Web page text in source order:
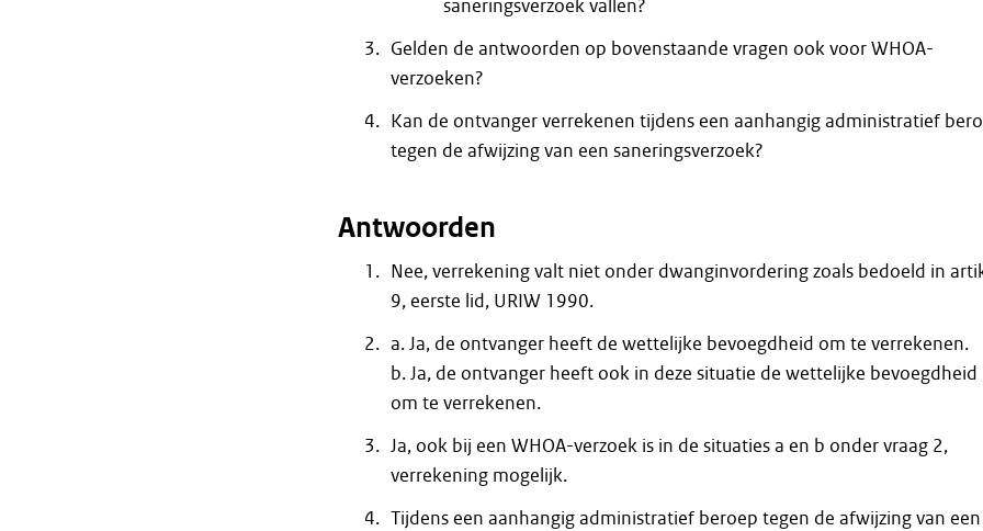
saneringsverzoek vallen?
Gelden de antwoorden op bovenstaande vragen ook voor WHOA-
verzoeken?
Kan de ontvanger verrekenen tijdens een aanhangig administratief
tegen de afwijzing van een saneringsverzoek?
Antwoorden
Nee, verrekening valt niet onder dwanginvordering zoals bedoeld in
9, eerste lid, URIW 1990.
a. Ja, de ontvanger heeft de wettelijke bevoegdheid om te verrekenen.
b. Ja, de ontvanger heeft ook in deze situatie de wettelijke bevoegdheid
om te verrekenen.
Ja, ook bij een WHOA-verzoek is in de situaties a en b onder vraag 2,
verrekening mogelijk.
Tijdens een aanhangig administratief beroep tegen de afwijzing van een